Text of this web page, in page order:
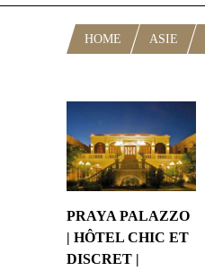
HOME ASIE
PRAYA PALAZZO
| HÔTEL CHIC ET
DISCRET |